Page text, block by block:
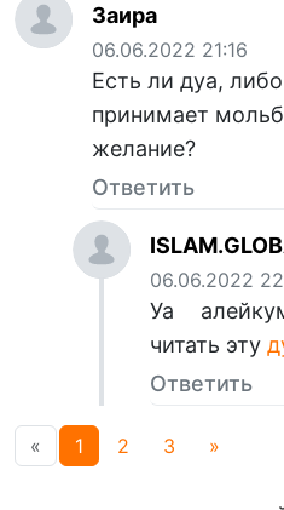
Заира
06.06.2022 21:16
Есть ли дуа,
принимает
желание?
Ответить
06.06.2022
Уа
читать эту
Ответить
« 1 2 3 »